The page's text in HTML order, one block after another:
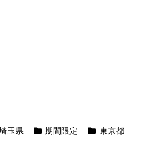
玉県 期間限定
東京都